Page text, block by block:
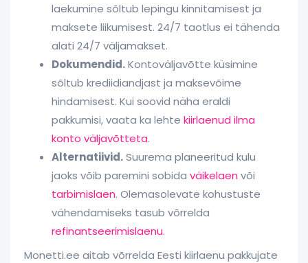
laekumine sõltub lepingu kinnitamisest ja
maksete liikumisest. 24/7 taotlus ei tähenda
alati 24/7 väljamakset.
Dokumendid.Kontoväljavõtte küsimine
sõltub krediidiandjast ja maksevõime
hindamisest. Kui soovid näha eraldi
pakkumisi, vaata ka lehte kiirlaenud ilma
konto väljavõtteta.
Alternatiivid.Suurema planeeritud kulu
jaoks võib paremini sobida väikelaen või
tarbimislaen. Olemasolevate kohustuste
vähendamiseks tasub võrrelda
refinantseerimislaenu.
Monetti.ee aitab võrrelda Eesti kiirlaenu pakkujate